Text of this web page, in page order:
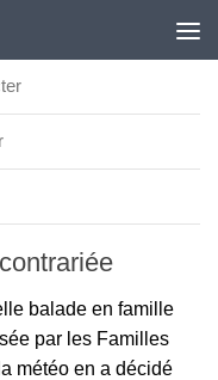
balade en famille
par les Familles
météo en a décidé